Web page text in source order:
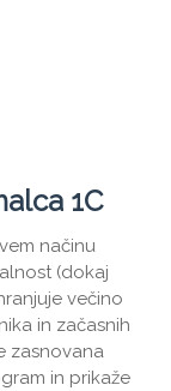
1C
načinu
(dokaj
večino
in začasnih
zasnovana
in prikaže